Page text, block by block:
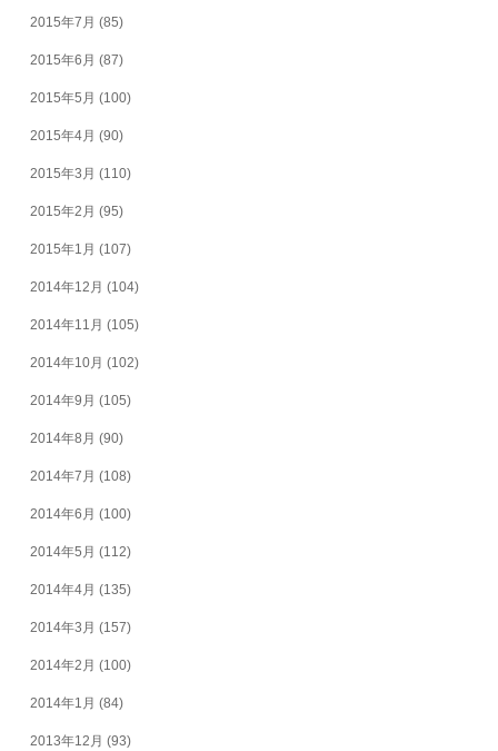
2015年7月 (85)
2015年6月 (87)
2015年5月 (100)
2015年4月 (90)
2015年3月 (110)
2015年2月 (95)
2015年1月 (107)
2014年12月 (104)
2014年11月 (105)
2014年10月 (102)
2014年9月 (105)
2014年8月 (90)
2014年7月 (108)
2014年6月 (100)
2014年5月 (112)
2014年4月 (135)
2014年3月 (157)
2014年2月 (100)
2014年1月 (84)
2013年12月 (93)